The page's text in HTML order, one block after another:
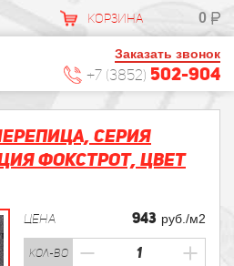
КОРЗИНА 0
Заказать звонок
+7 (3852) 502-904
Серия
Фокстрот, Цвет
ЦЕНА 943 руб./м2
кол-во